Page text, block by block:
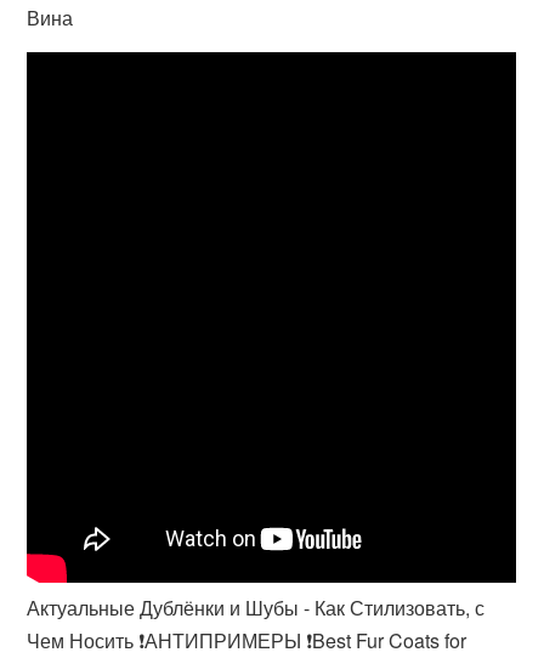
Вина
Актуальные Дублёнки и Шубы - Как Стилизовать, с
Чем Носить ❗️АНТИПРИМЕРЫ ❗️Best Fur Coats for